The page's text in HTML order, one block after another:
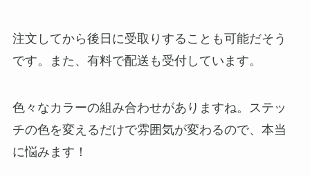
注文してから後日に受取りすることも可能だそう
です。また、有料で配送も受付しています。
色々なカラーの組み合わせがありますね。ステッ
チの色を変えるだけで雰囲気が変わるので、本当
に悩みます！